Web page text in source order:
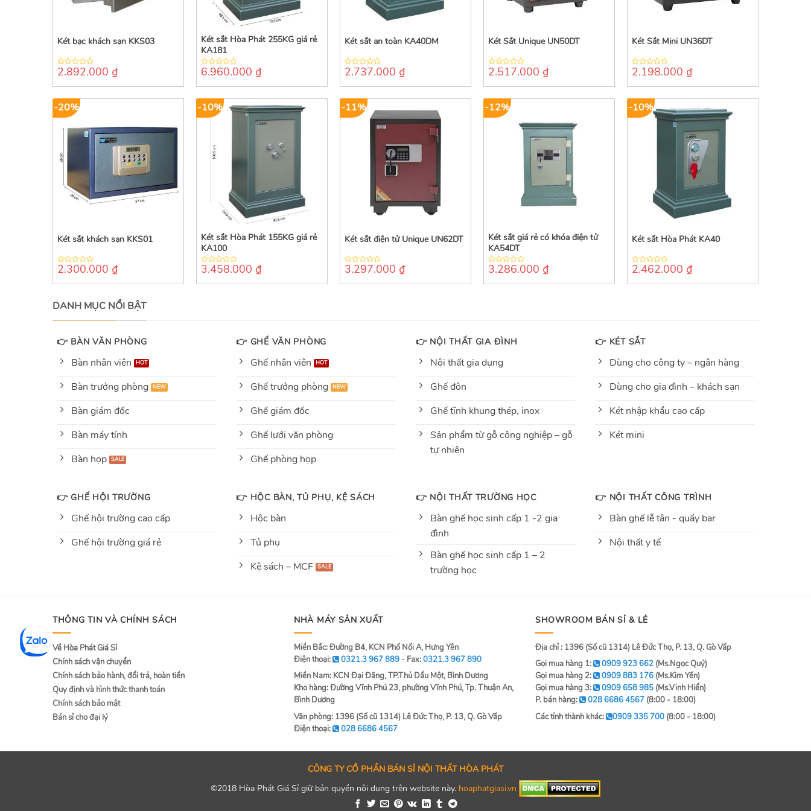
Két bạc khách sạn KKS03
0
of
2.892.000 ₫
Két sắt Hòa Phát 255KG giá rẻ
KA181
0
of
6.960.000 ₫
Két sắt an toàn KA40DM
0
of
2.737.000 ₫
Két Sắt Unique UN50DT
0
of
2.517.000 ₫
Két Sắt Mini UN36DT
0
of
2.198.000 ₫
-20%
Két sắt khách sạn KKS01
0
of
2.300.000 ₫
-10%
Két sắt Hòa Phát 155KG giá rẻ
KA100
0
of
3.458.000 ₫
-11%
Két sắt điện tử Unique UN62DT
0
of
3.297.000 ₫
-12%
Két sắt giá rẻ có khóa điện tử
KA54DT
0
of
3.286.000 ₫
-10%
Két sắt Hòa Phát KA40
0
of
2.462.000 ₫
DANH MỤC NỔI BẬT
👉 BÀN VĂN PHÒNG
Bàn nhân viên
Bàn trưởng phòng
Bàn giám đốc
Bàn máy tính
Bàn họp
👉 GHẾ VĂN PHÒNG
Ghế nhân viên
Ghế trưởng phòng
Ghế giám đốc
Ghế lưới văn phòng
Ghế phòng họp
👉 NỘI THẤT GIA ĐÌNH
Nội thất gia dụng
Ghế đôn
Ghế tĩnh khung thép, inox
Sản phẩm từ gỗ công nghiệp – gỗ
tự nhiên
👉 KÉT SẮT
Dùng cho công ty – ngân hàng
Dùng cho gia đình – khách sạn
Két nhập khẩu cao cấp
Két mini
👉 GHẾ HỘI TRƯỜNG
Ghế hội trường cao cấp
Ghế hội trường giá rẻ
👉 HỘC BÀN, TỦ PHỤ, KỆ SÁCH
Hộc bàn
Tủ phụ
Kệ sách – MCF
👉 NỘI THẤT TRƯỜNG HỌC
Bàn ghế học sinh cấp 1 -2 gia
đình
Bàn ghế học sinh cấp 1 – 2
trường học
👉 NỘI THẤT CÔNG TRÌNH
Bàn ghế lễ tân - quầy bar
Nội thất y tế
THÔNG TIN VÀ CHÍNH SÁCH
Về Hòa Phát Giá Sỉ
Chính sách vận chuyển
Chính sách bảo hành, đổi trả, hoàn tiền
Quy định và hình thức thanh toán
Chính sách bảo mật
Bán sỉ cho đại lý
NHÀ MÁY SẢN XUẤT
Miền Bắc: Đường B4, KCN Phố Nối A, Hưng Yên
Điện thoại:
0321.3 967 889 - Fax:0321.3 967 890
Miền Nam: KCN Đại Đăng, TP.Thủ Dầu Một, Bình Dương
Kho hàng: Đường Vĩnh Phú 23, phường Vĩnh Phú, Tp. Thuận An,
Bình Dương
Văn phòng: 1396 (Số cũ 1314) Lê Đức Thọ, P. 13, Q. Gò Vấp
Điện thoại:
028 6686 4567
SHOWROOM BÁN SỈ & LẺ
Địa chỉ : 1396 (Số cũ 1314) Lê Đức Thọ, P. 13, Q. Gò Vấp
Gọi mua hàng 1:
0909 923 662 (Ms.Ngọc Quý)
Gọi mua hàng 2:
0909 883 176 (Ms.Kim Yến)
Gọi mua hàng 3:
0909 658 985 (Ms.Vinh Hiển)
P. bán hàng:
028 6686 4567 (8:00 - 18:00)
Các tỉnh thành khác:
0909 335 700 (8:00 - 18:00)
CÔNG TY CỔ PHẦN BÁN SỈ NỘI THẤT HÒA PHÁT
©2018 Hòa Phát Giá Sỉ giữ bản quyền nội dung trên website này. hoaphatgiasi.vn